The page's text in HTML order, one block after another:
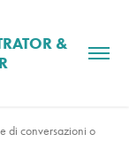
&
di conversazioni o